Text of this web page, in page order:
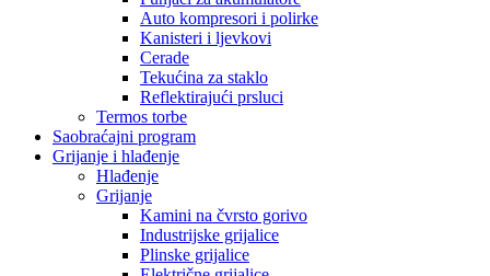
Auto kompresori i polirke
Kanisteri i ljevkovi
Cerade
Tekućina za staklo
Reflektirajući prsluci
Termos torbe
Saobraćajni program
Grijanje i hlađenje
Hlađenje
Grijanje
Kamini na čvrsto gorivo
Industrijske grijalice
Plinske grijalice